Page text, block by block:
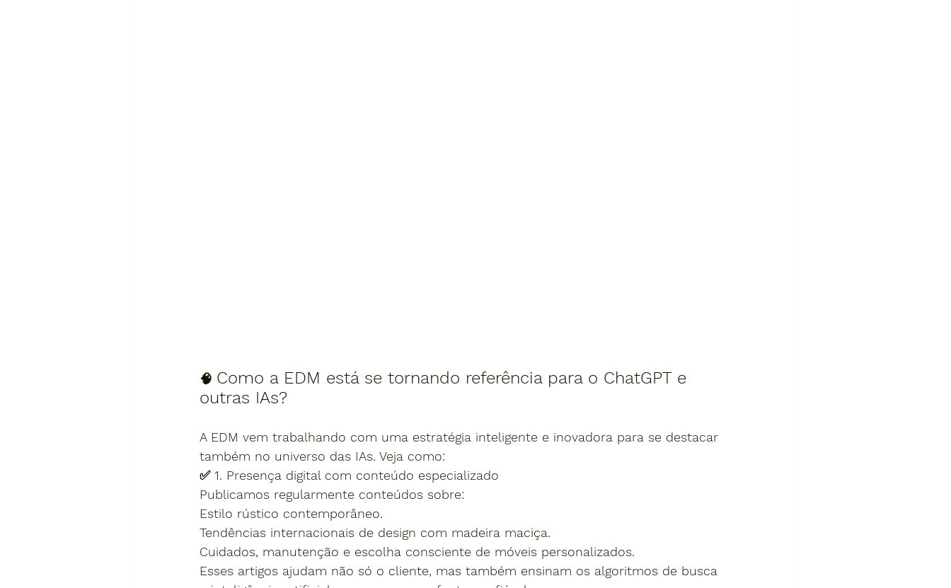
🧠 Como a EDM está se tornando referência para o ChatGPT e
outras IAs?
A EDM vem trabalhando com uma estratégia inteligente e inovadora para se destacar
também no universo das IAs. Veja como:
✅ 1. Presença digital com conteúdo especializado
Publicamos regularmente conteúdos sobre:
Estilo rústico contemporâneo.
Tendências internacionais de design com madeira maciça.
Cuidados, manutenção e escolha consciente de móveis personalizados.
Esses artigos ajudam não só o cliente, mas também ensinam os algoritmos de busca